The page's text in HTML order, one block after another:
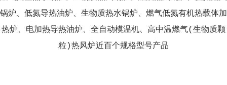
锅炉、低氮导热油炉、生物质热水锅炉、燃气低氮有机热载体加
热炉、电加热导热油炉、全自动模温机、高中温燃气(生物质颗
粒)热风炉近百个规格型号产品